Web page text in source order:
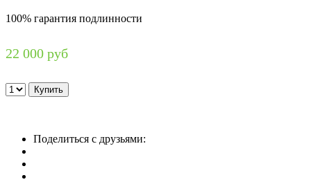
100% гарантия подлинности
22 000 руб
Поделиться с друзьями: